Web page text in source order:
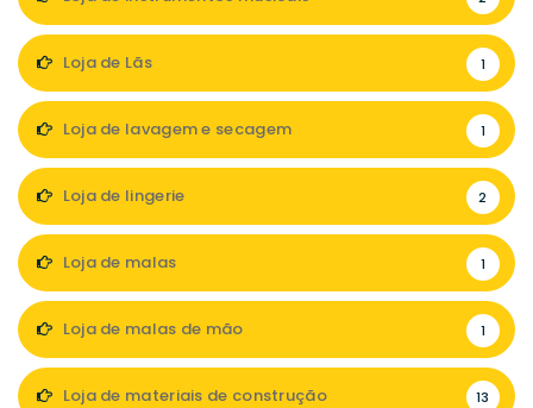
Loja de Lãs 1
Loja de lavagem e secagem 1
Loja de lingerie 2
Loja de malas 1
Loja de malas de mão 1
Loja de materiais de construção 13